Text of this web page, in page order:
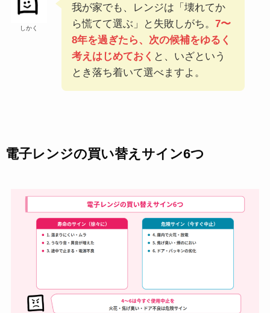
しかく
我が家でも、レンジは「壊れてか
ら慌てて選ぶ」と失敗しがち。 7〜
8年を過ぎたら、次の候補をゆるく
考えはじめておく と、いざという
とき落ち着いて選べますよ。
電子レンジの買い替えサイン6つ